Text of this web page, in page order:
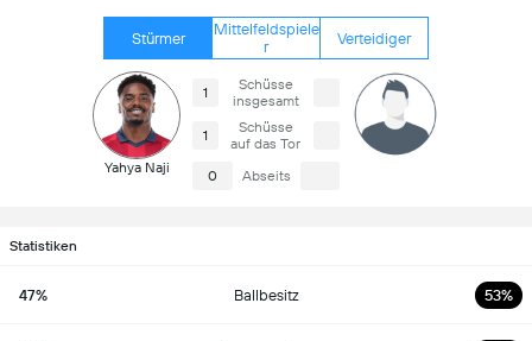
Stürmer
Mittelfeldspiele
r
Verteidiger
Yahya Naji
1
Schüsse
insgesamt
1
Schüsse
auf das Tor
0
Abseits
Statistiken
47% Ballbesitz 53%